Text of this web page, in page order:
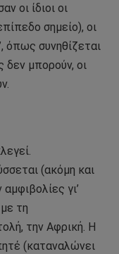
οι ίδιοι οι
σημείο), οι
όπως συνηθίζεται
δεν μπορούν, οι
(ακόμη και
γι’
τη
την Αφρική. Η
(καταναλώνει